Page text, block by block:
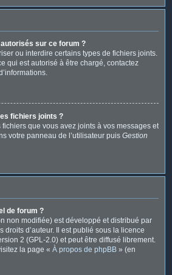
sur ce forum ?
ou interdire certains types de fichiers joints.
qui est autorisé à être chargé, contactez
fichiers joints ?
que vous avez joints à vos messages et
votre panneau de l’utilisateur puis Gestion
de forum ?
non modifiée) est développé et distribué par
droits d’auteur. Il est publié sous la licence
2 (GPL-2.0) et peut être diffusé librement.
la page « À propos de phpBB » (en